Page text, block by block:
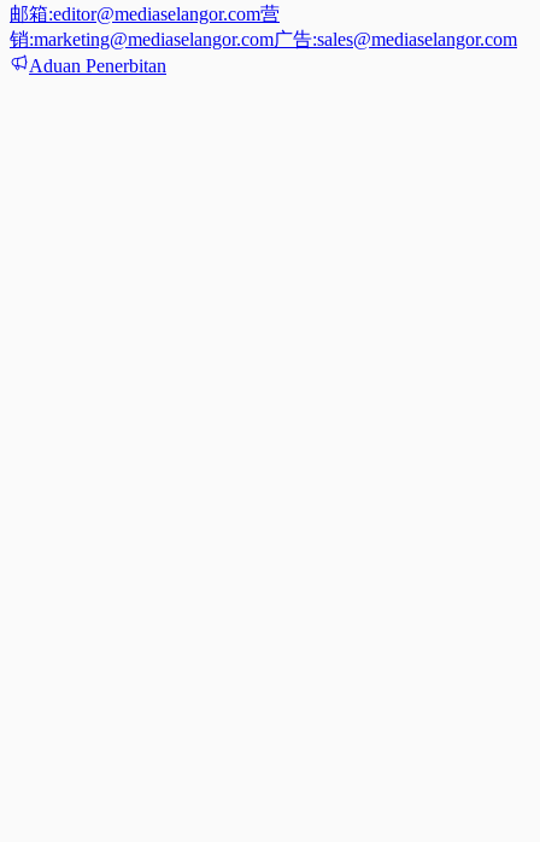
邮箱:editor@mediaselangor.com营
销:marketing@mediaselangor.com广告:sales@mediaselangor.com
Aduan Penerbitan